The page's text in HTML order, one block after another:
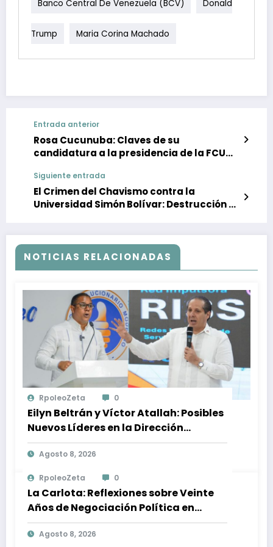
Banco Central De Venezuela (BCV) Donald
Trump Maria Corina Machado
Entrada anterior
Rosa Cucunuba: Claves de su
candidatura a la presidencia de la FCU
Siguiente entrada
El Crimen del Chavismo contra la
Universidad Simón Bolívar: Destrucción y
NOTICIAS RELACIONADAS
RpoleoZeta 0
Eilyn Beltrán y Víctor Atallah: Posibles
Nuevos Líderes en la Dirección
Ejecutiva del PRM
Agosto 8, 2026
RpoleoZeta 0
La Carlota: Reflexiones sobre Veinte
Años de Negociación Política en
Venezuela
Agosto 8, 2026